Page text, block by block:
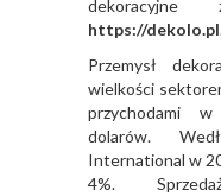
https://dekolo.pl
Przemysł
wielkości
przychodami
dolarów.
International w
4%.